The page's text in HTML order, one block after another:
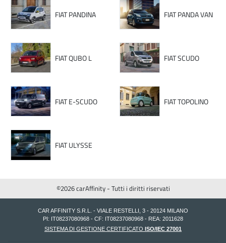
FIAT PANDINA FIAT PANDA VAN
FIAT QUBO L FIAT SCUDO
FIAT E-SCUDO FIAT TOPOLINO
FIAT ULYSSE
©2026 carAffinity - Tutti i diritti riservati
CAR AFFINITY S.R.L. - VIALE RESTELLI, 3 - 20124 MILANO
PI: IT08237080968 - CF: IT08237080968 - REA: 2011628
SISTEMA DI GESTIONE CERTIFICATO ISO/IEC 27001